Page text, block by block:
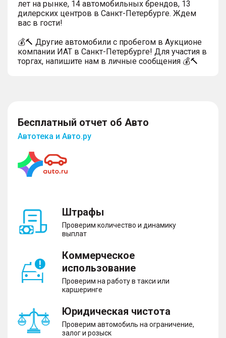
лет на рынке, 14 автомобильных брендов, 13
дилерских центров в Санкт-Петербурге. Ждем
вас в гости!
💰🔨 Другие автомобили с пробегом в Аукционе
компании ИАТ в Санкт-Петербурге! Для участия в
торгах, напишите нам в личные сообщения 💰🔨
Бесплатный отчет об Авто
Автотека и Авто.ру
Штрафы
Проверим количество и динамику
выплат
Коммерческое
использование
Проверим на работу в такси или
каршеринге
Юридическая чистота
Проверим автомобиль на ограничение,
залог и розыск